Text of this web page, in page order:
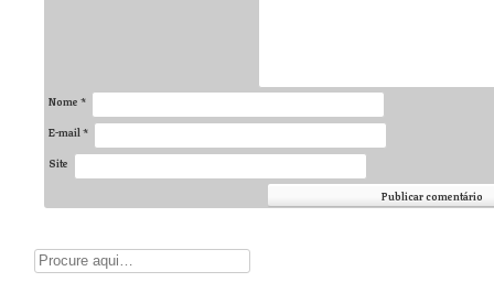
Nome *
E-mail *
Site
Digite aqui